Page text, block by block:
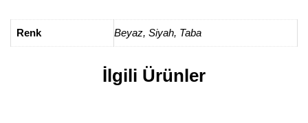
Renk Beyaz, Siyah, Taba
İlgili Ürünler